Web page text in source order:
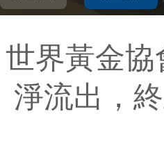
世界黃金
淨流出，